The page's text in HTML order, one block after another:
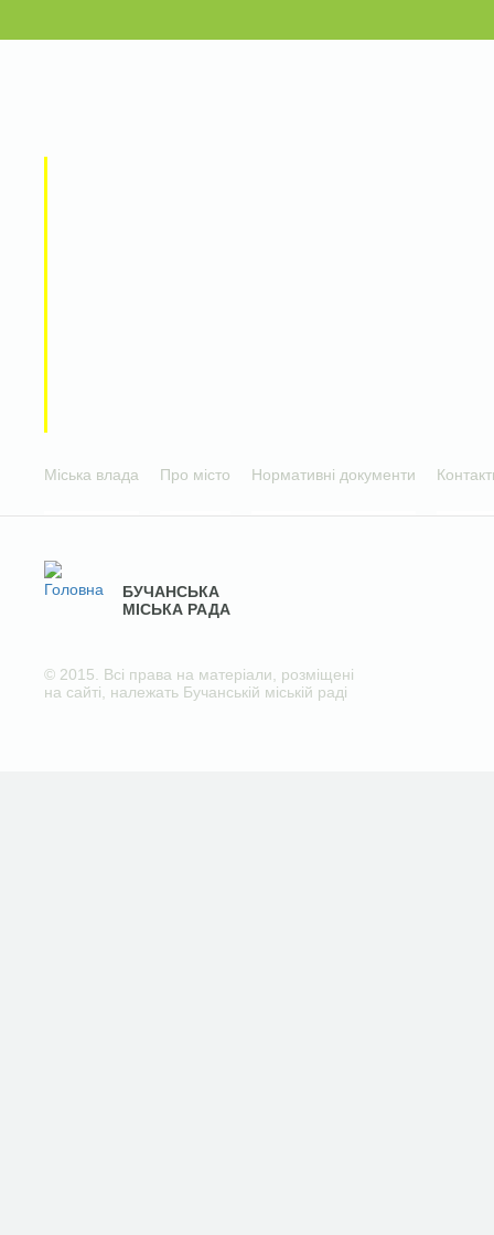
Міська влада Про місто Нормативні документи
БУЧАНСЬКА
МІСЬКА РАДА
© 2015. Всі права на матеріали, розміщені
на сайті, належать Бучанській міській раді